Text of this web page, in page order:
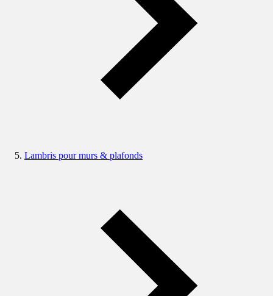
Lambris pour murs & plafonds